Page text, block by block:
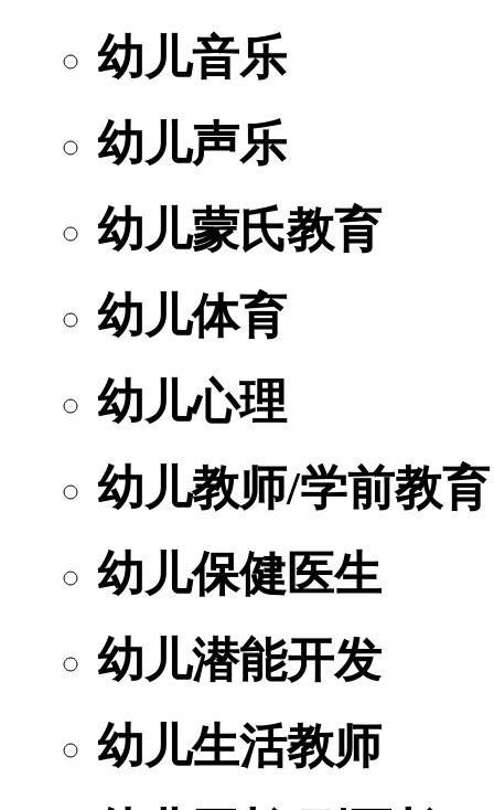
幼儿音乐
幼儿声乐
幼儿蒙氏教育
幼儿体育
幼儿心理
幼儿教师/学前教育
幼儿保健医生
幼儿潜能开发
幼儿生活教师